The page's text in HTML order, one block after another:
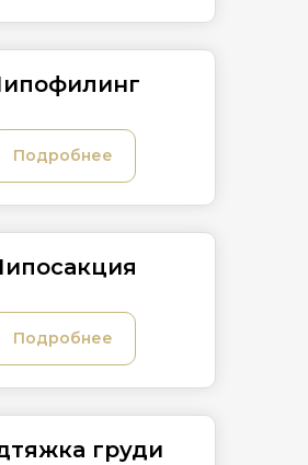
Подробнее
Подробнее
груди